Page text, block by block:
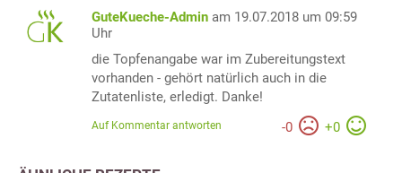
GuteKueche-Admin am 19.07.2018 um 09:59
Uhr
die Topfenangabe war im Zubereitungstext
vorhanden - gehört natürlich auch in die
Zutatenliste, erledigt. Danke!
-0 +0
Auf Kommentar antworten